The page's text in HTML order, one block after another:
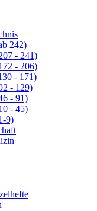
242)
- 241)
- 206)
- 171)
- 129)
- 91)
- 45)
9)